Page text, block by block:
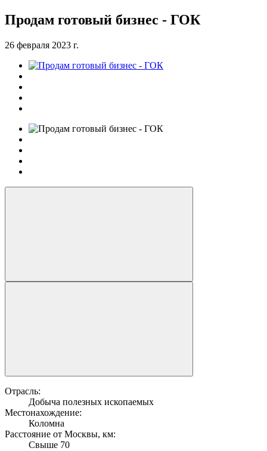
Продам готовый бизнес - ГОК
26 февраля 2023 г.
Отрасль:
Добыча полезных ископаемых
Местонахождение:
Коломна
Расстояние от Москвы, км:
Свыше 70